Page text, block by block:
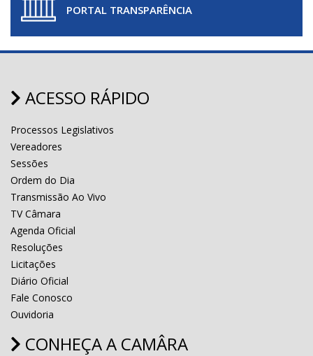
PORTAL TRANSPARÊNCIA
ACESSO RÁPIDO
Processos Legislativos
Vereadores
Sessões
Ordem do Dia
Transmissão Ao Vivo
TV Câmara
Agenda Oficial
Resoluções
Licitações
Diário Oficial
Fale Conosco
Ouvidoria
CONHEÇA A CAMÂRA